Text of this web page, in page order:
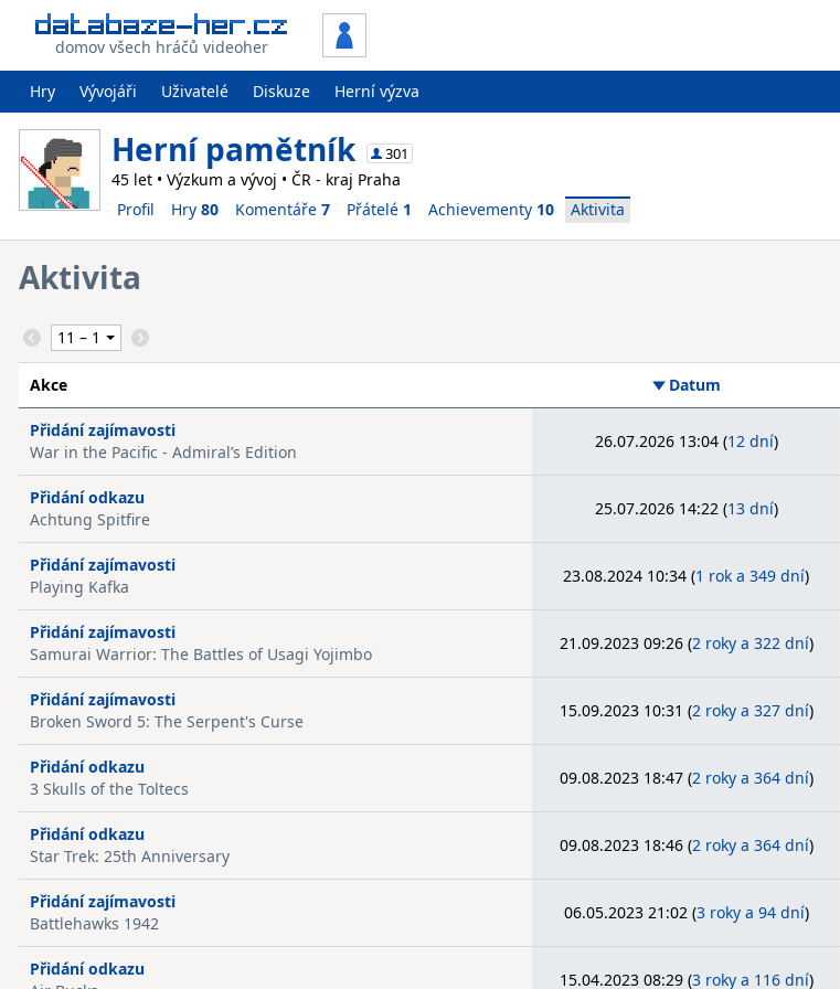
domov všech hráčů videoher
Hry Vývojáři Uživatelé Diskuze Herní výzva
Herní pamětník 301
45 let • Výzkum a vývoj • ČR - kraj Praha
Profil
Hry 80 Komentáře 7 Přátelé 1 Achievementy 10 Aktivita
Aktivita
Akce Datum
Přidání zajímavosti
War in the Pacific - Admiral’s Edition
26.07.2026 13:04 (12 dní)
Přidání odkazu
Achtung Spitfire
25.07.2026 14:22 (13 dní)
Přidání zajímavosti
Playing Kafka
23.08.2024 10:34 (1 rok a 349 dní)
Přidání zajímavosti
Samurai Warrior: The Battles of Usagi Yojimbo
21.09.2023 09:26 (2 roky a 322 dní)
Přidání zajímavosti
Broken Sword 5: The Serpent's Curse
15.09.2023 10:31 (2 roky a 327 dní)
Přidání odkazu
3 Skulls of the Toltecs
09.08.2023 18:47 (2 roky a 364 dní)
Přidání odkazu
Star Trek: 25th Anniversary
09.08.2023 18:46 (2 roky a 364 dní)
Přidání zajímavosti
Battlehawks 1942
06.05.2023 21:02 (3 roky a 94 dní)
Přidání odkazu
15.04.2023 08:29 (3 roky a 116 dní)